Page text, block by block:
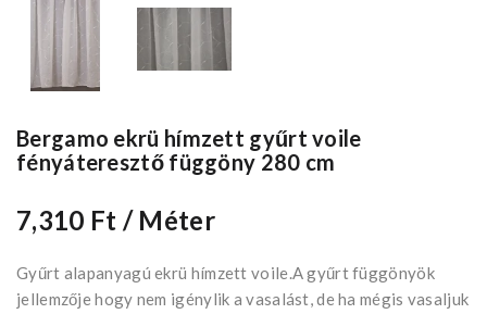
Bergamo ekrü hímzett gyűrt voile
fényáteresztő függöny 280 cm
7,310 Ft / Méter
Gyűrt alapanyagú ekrü hímzett voile.A gyűrt függönyök
jellemzője hogy nem igénylik a vasalást, de ha mégis vasaljuk